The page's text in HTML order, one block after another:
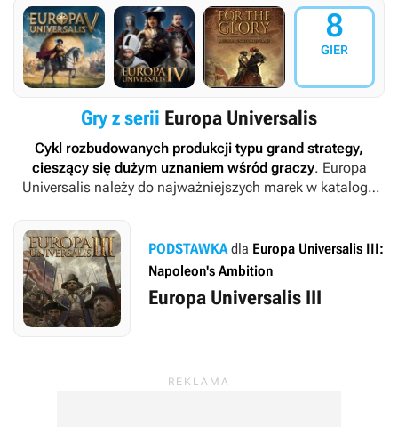
8
GIER
Gry z serii Europa Universalis
Cykl rozbudowanych produkcji typu grand strategy,
cieszący się dużym uznaniem wśród graczy. Europa
Universalis należy do najważniejszych marek w katalogu
większość czasu pieczę nad nią sprawowało Paradox
Development Studio, począwszy od 2020 roku opiekuje się
nią zespół Paradox Tinto.
PODSTAWKAdla Europa Universalis III:
Napoleon's Ambition
Europa Universalis III